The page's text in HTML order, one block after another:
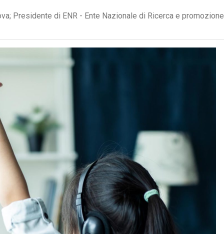
Presidente di ENR - Ente Nazionale di Ricerca e promozione